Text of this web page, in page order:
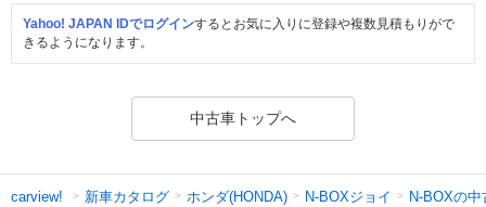
Yahoo! JAPAN IDでログインするとお気に入りに登録や複数見積もりがで
きるようになります。
中古車トップへ
carview! 新車カタログ ホンダ(HONDA) N-BOXジョイ N-BOXの中